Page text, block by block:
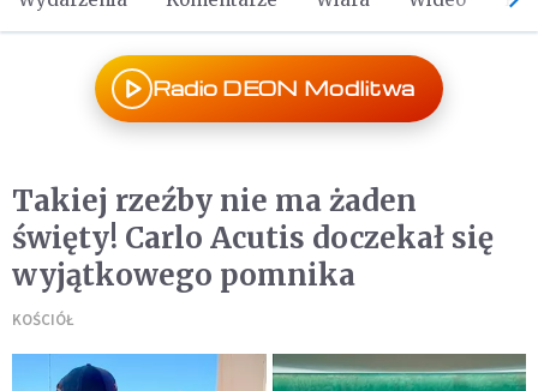
Radio DEON Modlitwa
Takiej rzeźby nie ma żaden
święty! Carlo Acutis doczekał się
wyjątkowego pomnika
KOŚCIÓŁ